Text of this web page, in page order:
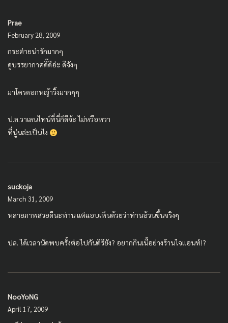
Prae
February 28, 2009
กระต่ายน่ารักมากๆ
ดูบรรยากาศดี๊ดีอ่ะ ดีจังๆ
มาโครดอกหญ้าวิ้งมากๆๆ
ป.ล.วาเลนไทน์ที่นี่ก็ดีจ้ะ ไม่หวือหวา
ที่นู่นล่ะเป็นไง
suckoja
March 31, 2009
หลายภาพสวยดีนะท่าน แต่แอบเห็นด้วยว่าท่านอ้วนขึ้นจริงๆ
ปล. ได้เวลานัดพบครั้งต่อไปกันดีรึยัง? อยากกินเนื้อย่างร้านไจแอนท์!?
NooYoNG
April 17, 2009